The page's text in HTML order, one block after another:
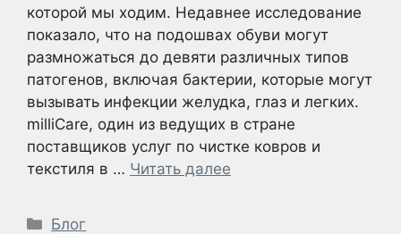
которой мы ходим. Недавнее исследование
показало, что на подошвах обуви могут
размножаться до девяти различных типов
патогенов, включая бактерии, которые могут
вызывать инфекции желудка, глаз и легких.
milliCare, один из ведущих в стране
поставщиков услуг по чистке ковров и
текстиля в … Читать далее
Рубрики
Блог